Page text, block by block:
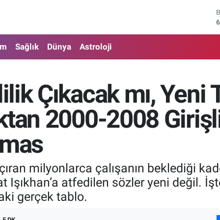
Sağlık Dünya Astroloji
Çıkacak mı, Yeni
2000-2008
milyonlarca çalışanın beklediği
Işıkhan’a atfedilen sözler yeni değil.
gerçek tablo.